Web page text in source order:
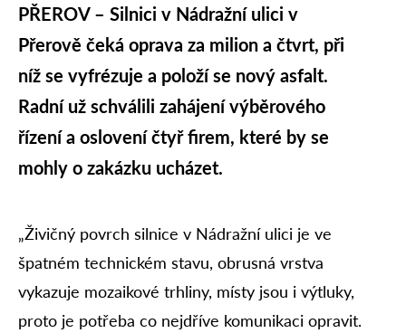
PŘEROV – Silnici v Nádražní ulici v
Přerově čeká oprava za milion a čtvrt, při
níž se vyfrézuje a položí se nový asfalt.
Radní už schválili zahájení výběrového
řízení a oslovení čtyř firem, které by se
mohly o zakázku ucházet.
„Živičný povrch silnice v Nádražní ulici je ve
špatném technickém stavu, obrusná vrstva
vykazuje mozaikové trhliny, místy jsou i výtluky,
proto je potřeba co nejdříve komunikaci opravit.